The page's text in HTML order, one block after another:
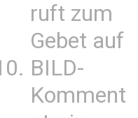
ruft zum
Gebet auf
BILD-
Komment